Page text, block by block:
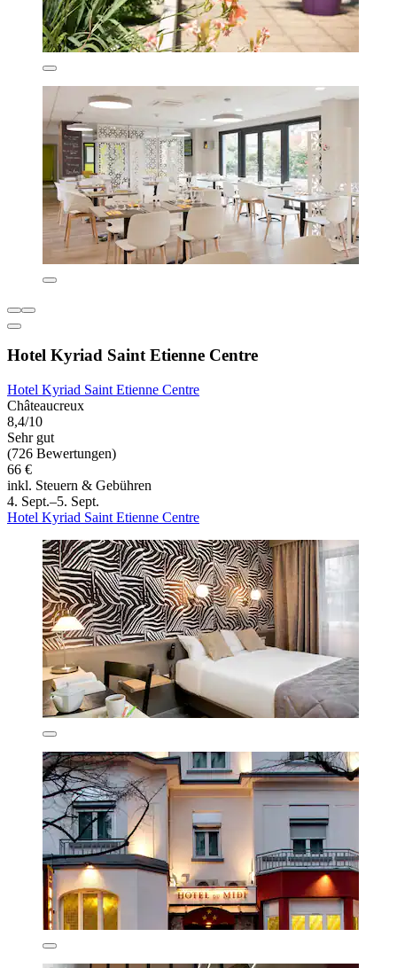
Hotel Kyriad Saint Etienne Centre
Hotel Kyriad Saint Etienne Centre
Châteaucreux
8,4/10
Sehr gut
(726 Bewertungen)
66 €
inkl. Steuern & Gebühren
4. Sept.–5. Sept.
Hotel Kyriad Saint Etienne Centre